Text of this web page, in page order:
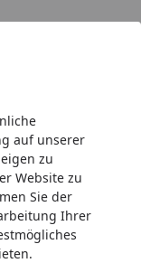
auf unserer
zu
Website zu
Sie der
Ihrer
Edgard &
Bites